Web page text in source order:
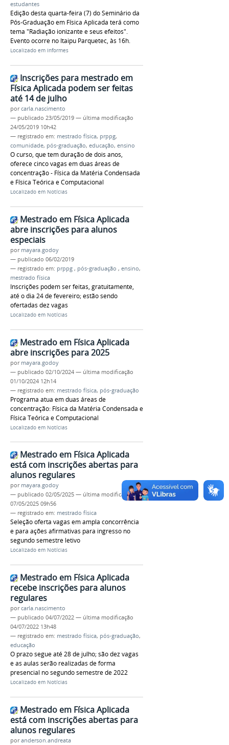
estudantes
Edição desta quarta-feira (7) do Seminário da
Pós-Graduação em Física Aplicada terá como
tema "Radiação ionizante e seus efeitos".
Evento ocorre no Itaipu Parquetec, às 16h.
Localizado em Informes
Inscrições para mestrado em
Física Aplicada podem ser feitas
até 14 de julho
porcarla.nascimento
— publicado 23/05/2019 — última modificação
24/05/2019 10h42
— registrado em: mestrado física, prppg,
comunidade, pós-graduação, educação, ensino
O curso, que tem duração de dois anos,
oferece cinco vagas em duas áreas de
concentração - Física da Matéria Condensada
e Física Teórica e Computacional
Localizado em Notícias
Mestrado em Física Aplicada
abre inscrições para alunos
especiais
por mayara.godoy
— publicado 06/02/2019
— registrado em: prppg , pós-graduação , ensino,
mestrado física
Inscrições podem ser feitas, gratuitamente,
até o dia 24 de fevereiro; estão sendo
ofertadas dez vagas
Localizado em Notícias
Mestrado em Física Aplicada
abre inscrições para 2025
por mayara.godoy
— publicado 02/10/2024 — última modificação
01/10/2024 12h14
— registrado em: mestrado física, pós-graduação
Programa atua em duas áreas de
concentração: Física da Matéria Condensada e
Física Teórica e Computacional
Localizado em Notícias
Mestrado em Física Aplicada
está com inscrições abertas para
alunos regulares
por mayara.godoy
— publicado 02/05/2025 — última modificação
07/05/2025 09h56
— registrado em: mestrado física
Seleção oferta vagas em ampla concorrência
e para ações afirmativas para ingresso no
segundo semestre letivo
Localizado em Notícias
Mestrado em Física Aplicada
recebe inscrições para alunos
regulares
porcarla.nascimento
— publicado 04/07/2022 — última modificação
04/07/2022 13h48
— registrado em: mestrado física, pós-graduação,
educação
O prazo segue até 28 de julho; são dez vagas
e as aulas serão realizadas de forma
presencial no segundo semestre de 2022
Localizado em Notícias
Mestrado em Física Aplicada
está com inscrições abertas para
alunos regulares
poranderson.andreata